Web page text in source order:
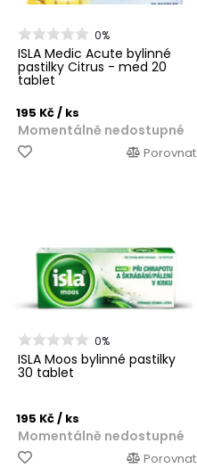
0%
ISLA Medic Acute bylinné
pastilky Citrus - med 20
tablet
195 Kč/ ks
Momentálně nedostupné
Porovnat
0%
ISLA Moos bylinné pastilky
30 tablet
195 Kč/ ks
Momentálně nedostupné
Porovnat